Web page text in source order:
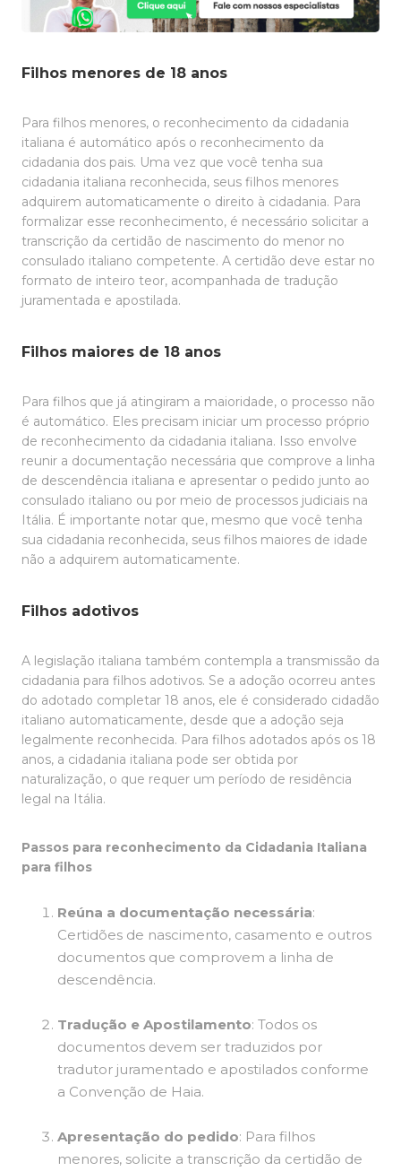
Filhos menores de 18 anos
Para filhos menores, o reconhecimento da cidadania
italiana é automático após o reconhecimento da
cidadania dos pais. Uma vez que você tenha sua
cidadania italiana reconhecida, seus filhos menores
adquirem automaticamente o direito à cidadania. Para
formalizar esse reconhecimento, é necessário solicitar a
transcrição da certidão de nascimento do menor no
consulado italiano competente. A certidão deve estar no
formato de inteiro teor, acompanhada de tradução
juramentada e apostilada.
Filhos maiores de 18 anos
Para filhos que já atingiram a maioridade, o processo não
é automático. Eles precisam iniciar um processo próprio
de reconhecimento da cidadania italiana. Isso envolve
reunir a documentação necessária que comprove a linha
de descendência italiana e apresentar o pedido junto ao
consulado italiano ou por meio de processos judiciais na
Itália. É importante notar que, mesmo que você tenha
sua cidadania reconhecida, seus filhos maiores de idade
não a adquirem automaticamente.
Filhos adotivos
A legislação italiana também contempla a transmissão da
cidadania para filhos adotivos. Se a adoção ocorreu antes
do adotado completar 18 anos, ele é considerado cidadão
italiano automaticamente, desde que a adoção seja
legalmente reconhecida. Para filhos adotados após os 18
anos, a cidadania italiana pode ser obtida por
naturalização, o que requer um período de residência
legal na Itália.
Passos para reconhecimento da Cidadania Italiana
para filhos
Reúna a documentação necessária:
Certidões de nascimento, casamento e outros
documentos que comprovem a linha de
descendência.
Tradução e Apostilamento: Todos os
documentos devem ser traduzidos por
tradutor juramentado e apostilados conforme
a Convenção de Haia.
Apresentação do pedido: Para filhos
menores, solicite a transcrição da certidão de